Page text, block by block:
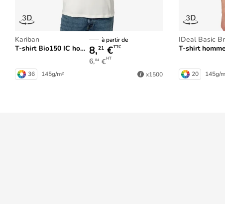
Kariban
T-shirt Bio150 IC homme
à partir de
6,84 €HT
8,21 €TTC
36 145g/m² x1500
iDeal Basic
T-shirt homme
20 145g/